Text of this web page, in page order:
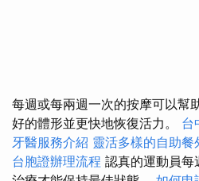
每週或每兩週一次的按摩可以幫
好的體形並更快地恢復活力。 台
牙醫服務介紹 靈活多樣的自助餐
台胞證辦理流程 認真的運動員每